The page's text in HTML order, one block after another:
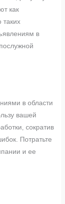
как
в
в области
вашей
сократив
Потратьте
и ее